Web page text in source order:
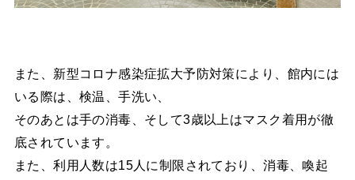
また、新型コロナ感染症拡大予防対策により、館内には
いる際は、検温、手洗い、
そのあとは手の消毒、そして3歳以上はマスク着用が徹
底されています。
また、利用人数は15人に制限されており、消毒、喚起